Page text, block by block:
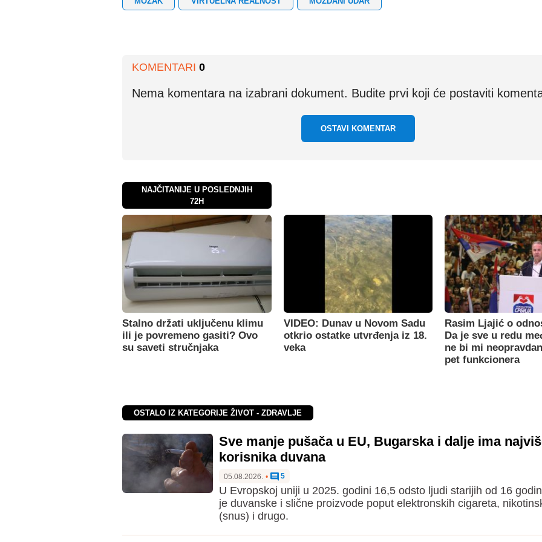
KOMENTARI 0
Nema komentara na izabrani dokument. Budite prvi koji će postaviti
OSTAVI KOMENTAR
NAJČITANIJE U POSLEDNJIH
72H
Stalno držati uključenu klimu
ili je povremeno gasiti? Ovo
su saveti stručnjaka
VIDEO: Dunav u Novom Sadu
otkrio ostatke utvrđenja iz 18.
veka
Rasim Ljajić o
Da je sve u redu
ne bi mi
pet funkcionera
OSTALO IZ KATEGORIJE ŽIVOT - ZDRAVLJE
Sve manje pušača u EU, Bugarska i dalje ima
korisnika duvana
05.08.2026. • 5
U Evropskoj uniji u 2025. godini 16,5 odsto ljudi starijih od 16
je duvanske i slične proizvode poput elektronskih cigareta,
(snus) i drugo.